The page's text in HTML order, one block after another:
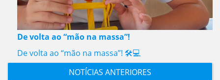
De volta ao “mão na massa”!
De volta ao “mão na massa”! 🛠️💻
NOTÍCIAS ANTERIORES